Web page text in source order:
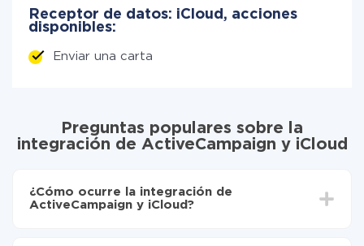
Receptor de datos: iCloud, acciones
disponibles:
Enviar una carta
Preguntas populares sobre la
integración de ActiveCampaign y iCloud
¿Cómo ocurre la integración de
ActiveCampaign y iCloud?